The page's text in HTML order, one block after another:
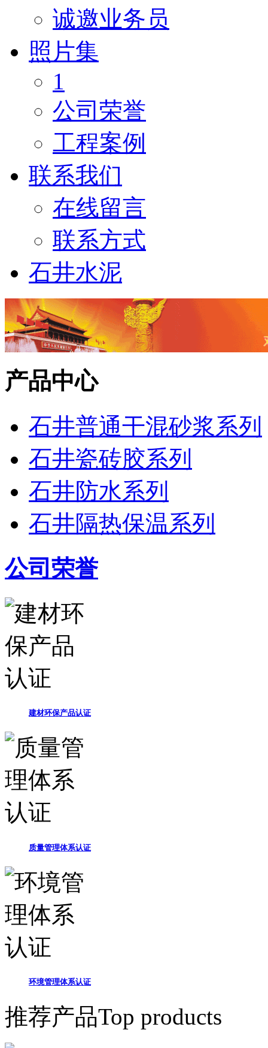
诚邀业务员
照片集
1
公司荣誉
工程案例
联系我们
在线留言
联系方式
石井水泥
产品中心
石井普通干混砂浆系列
石井瓷砖胶系列
石井防水系列
石井隔热保温系列
公司荣誉
建材环保产品认证
质量管理体系认证
环境管理体系认证
推荐产品Top products